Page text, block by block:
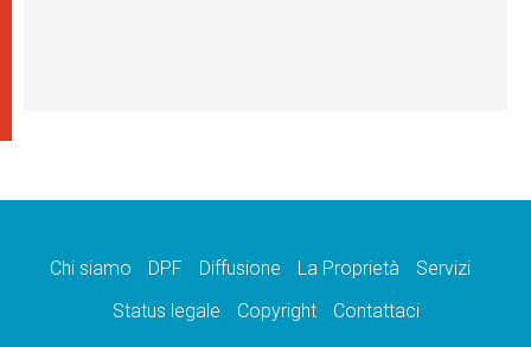
Chi siamo DPF Diffusione La Proprietà
Servizi
Status legale
Copyright Contattaci